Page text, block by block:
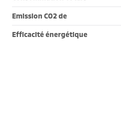
Emission CO2 de
Efficacité énergétique